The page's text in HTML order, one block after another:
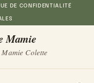
DE CONFIDENTIALITÉ
Mamie
Colette